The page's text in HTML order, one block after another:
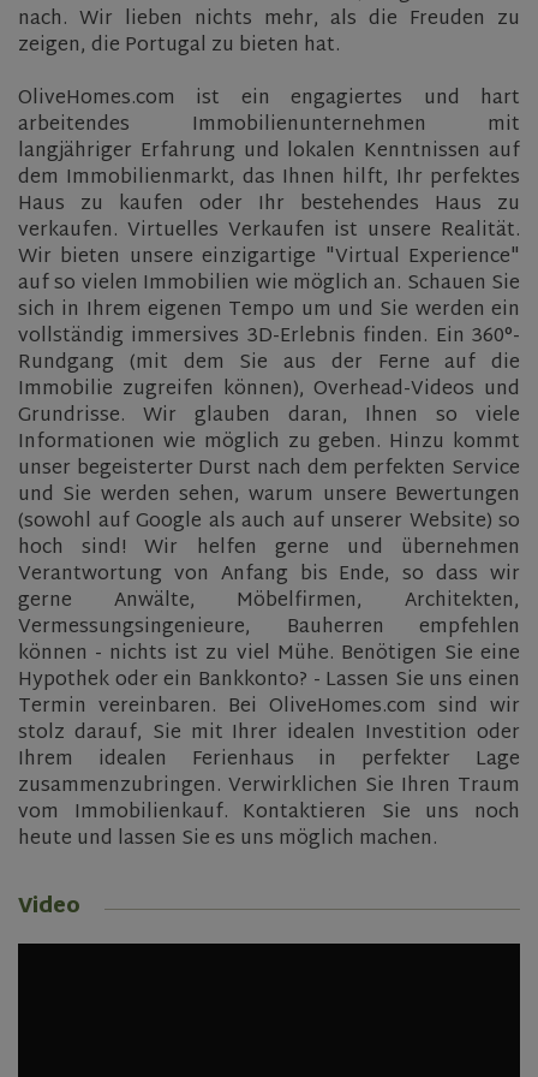
nach. Wir lieben nichts mehr, als die Freuden zu
zeigen, die Portugal zu bieten hat.
OliveHomes.com ist ein engagiertes und hart
arbeitendes Immobilienunternehmen mit
langjähriger Erfahrung und lokalen Kenntnissen auf
dem Immobilienmarkt, das Ihnen hilft, Ihr perfektes
Haus zu kaufen oder Ihr bestehendes Haus zu
verkaufen. Virtuelles Verkaufen ist unsere Realität.
Wir bieten unsere einzigartige "Virtual Experience"
auf so vielen Immobilien wie möglich an. Schauen Sie
sich in Ihrem eigenen Tempo um und Sie werden ein
vollständig immersives 3D-Erlebnis finden. Ein 360°-
Rundgang (mit dem Sie aus der Ferne auf die
Immobilie zugreifen können), Overhead-Videos und
Grundrisse. Wir glauben daran, Ihnen so viele
Informationen wie möglich zu geben. Hinzu kommt
unser begeisterter Durst nach dem perfekten Service
und Sie werden sehen, warum unsere Bewertungen
(sowohl auf Google als auch auf unserer Website) so
hoch sind! Wir helfen gerne und übernehmen
Verantwortung von Anfang bis Ende, so dass wir
gerne Anwälte, Möbelfirmen, Architekten,
Vermessungsingenieure, Bauherren empfehlen
können - nichts ist zu viel Mühe. Benötigen Sie eine
Hypothek oder ein Bankkonto? - Lassen Sie uns einen
Termin vereinbaren. Bei OliveHomes.com sind wir
stolz darauf, Sie mit Ihrer idealen Investition oder
Ihrem idealen Ferienhaus in perfekter Lage
zusammenzubringen. Verwirklichen Sie Ihren Traum
vom Immobilienkauf. Kontaktieren Sie uns noch
heute und lassen Sie es uns möglich machen.
Video
Strictly necessary cookies allow core website
functionality such as user login and account
without strictly necessary cookies.
Name
Provider / Domain
ASP.NET_SessionId
Microsoft
Corporation
www.olivehomes.com
Session
rsa .roomsketcher.com Session
VISITOR_PRIVACY_METADATA
YouTube
.youtube.com
5 months
4 weeks
Google
Privacy Policy